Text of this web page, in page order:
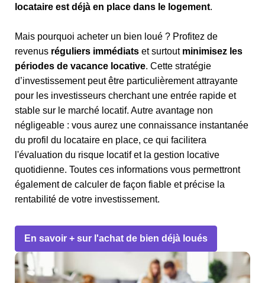
locataire est déjà en place dans le logement.
Mais pourquoi acheter un bien loué ? Profitez de
revenus réguliers immédiats et surtout minimisez les
périodes de vacance locative. Cette stratégie
d’investissement peut être particulièrement attrayante
pour les investisseurs cherchant une entrée rapide et
stable sur le marché locatif. Autre avantage non
négligeable : vous aurez une connaissance instantanée
du profil du locataire en place, ce qui facilitera
l'évaluation du risque locatif et la gestion locative
quotidienne. Toutes ces informations vous permettront
également de calculer de façon fiable et précise la
rentabilité de votre investissement.
En savoir + sur l'achat de bien déjà loués